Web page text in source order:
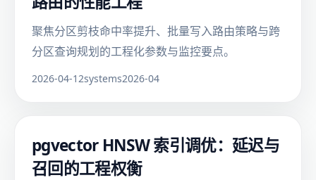
聚焦分区剪枝命中率提升、批量写入路由策略与跨
分区查询规划的工程化参数与监控要点。
2026-04-12systems2026-04
pgvector HNSW 索引调优：延迟与
召回的工程权衡